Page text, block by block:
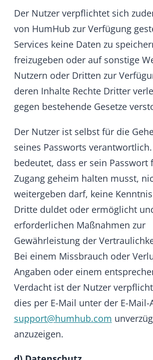
erforderlichen Maßnahmen zur
Gewährleistung der Vertraulichkeit
Bei einem Missbrauch oder Verlust
Angaben oder einem entsprechenden
Verdacht ist der Nutzer verpflichtet,
dies per E-Mail unter der E-Mail-
support@humhub.comunverzüglich
anzuzeigen.
Für die Erhebung, Verarbeitung und
personenbezogener Daten gilt
Datenschutzerklärung
Datenspeicherung erfolgt in
e) Technische Voraussetzungen
Die Nutzung von HumHub setzt
entsprechende kompatible Geräte und
Software sowie einen ausreichenden
Internetzugang voraus.
f) Verfügbarkeit
HumHub übernimmt keine Garantie
jederzeitige Verfügbarkeit der
Dienste. HumHub sichert zudem nicht
dass die angebotenen